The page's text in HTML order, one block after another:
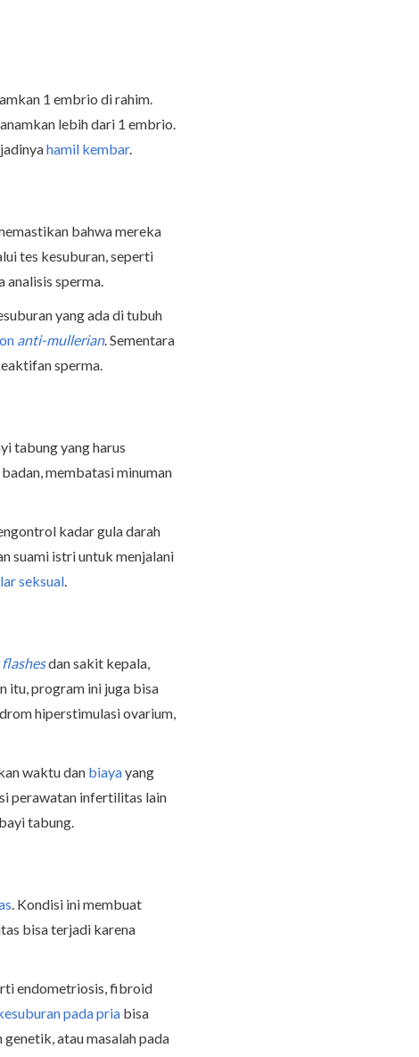
1 embrio di rahim.
lebih dari 1 embrio.
hamil kembar.
bahwa mereka
tes kesuburan, seperti
analisis sperma.
yang ada di tubuh
anti-mullerian. Sementara
sperma.
tabung yang harus
membatasi minuman
kadar gula darah
suami istri untuk menjalani
seksual.
dan sakit kepala,
itu, program ini juga bisa
hiperstimulasi ovarium,
waktu dan biayayang
perawatan infertilitas lain
tabung.
. Kondisi ini membuat
bisa terjadi karena
endometriosis, fibroid
pada pria bisa
atau masalah pada